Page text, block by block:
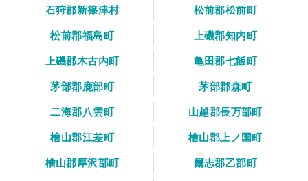
石狩郡新篠津村
松前郡松前町
松前郡福島町
上磯郡知内町
上磯郡木古内町
亀田郡七飯町
茅部郡鹿部町
茅部郡森町
二海郡八雲町
山越郡長万部町
檜山郡江差町
檜山郡上ノ国町
檜山郡厚沢部町
爾志郡乙部町